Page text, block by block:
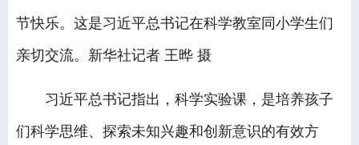
节快乐。这是习近平总书记在科学教室同小学生们
亲切交流。新华社记者 王晔 摄
习近平总书记指出，科学实验课，是培养孩子
们科学思维、探索未知兴趣和创新意识的有效方